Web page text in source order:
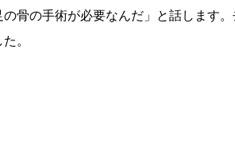
骨の手術が必要なんだ」と話します
。